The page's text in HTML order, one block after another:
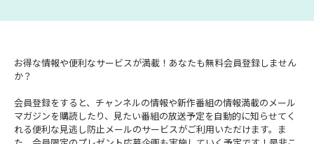
お得な情報や便利なサービスが満載！あなたも無料会員登録しません
か？
会員登録をすると、チャンネルの情報や新作番組の情報満載のメール
マガジンを購読したり、見たい番組の放送予定を自動的に知らせてく
れる便利な見逃し防止メールのサービスがご利用いただけます。ま